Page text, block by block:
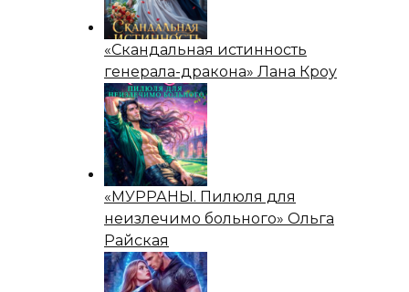
«Скандальная истинность
генерала-дракона» Лана Кроу
«МУРРАНЫ. Пилюля для
неизлечимо больного» Ольга
Райская